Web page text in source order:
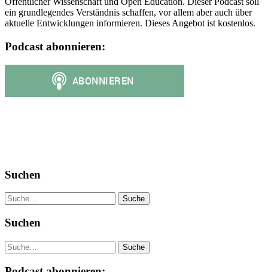
ein grundlegendes Verständnis schaffen, vor allem aber auch über
aktuelle Entwicklungen informieren. Dieses Angebot ist kostenlos.
Podcast abonnieren:
Suchen
Suche
Suchen
Suche